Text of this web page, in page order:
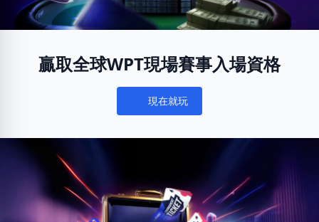
贏取全球WPT現場賽事入場資格
Notifications
現在就玩